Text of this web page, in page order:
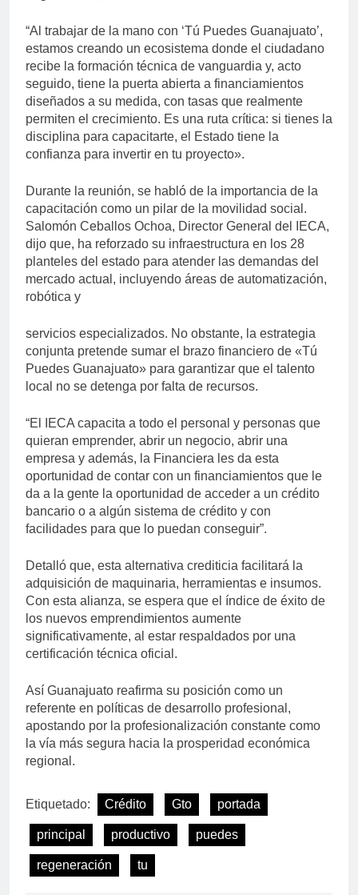
“Al trabajar de la mano con ‘Tú Puedes Guanajuato’,
estamos creando un ecosistema donde el ciudadano
recibe la formación técnica de vanguardia y, acto
seguido, tiene la puerta abierta a financiamientos
diseñados a su medida, con tasas que realmente
permiten el crecimiento. Es una ruta crítica: si tienes la
disciplina para capacitarte, el Estado tiene la
confianza para invertir en tu proyecto».
Durante la reunión, se habló de la importancia de la
capacitación como un pilar de la movilidad social.
Salomón Ceballos Ochoa, Director General del IECA,
dijo que, ha reforzado su infraestructura en los 28
planteles del estado para atender las demandas del
mercado actual, incluyendo áreas de automatización,
robótica y
servicios especializados. No obstante, la estrategia
conjunta pretende sumar el brazo financiero de «Tú
Puedes Guanajuato» para garantizar que el talento
local no se detenga por falta de recursos.
“El IECA capacita a todo el personal y personas que
quieran emprender, abrir un negocio, abrir una
empresa y además, la Financiera les da esta
oportunidad de contar con un financiamientos que le
da a la gente la oportunidad de acceder a un crédito
bancario o a algún sistema de crédito y con
facilidades para que lo puedan conseguir”.
Detalló que, esta alternativa crediticia facilitará la
adquisición de maquinaria, herramientas e insumos.
Con esta alianza, se espera que el índice de éxito de
los nuevos emprendimientos aumente
significativamente, al estar respaldados por una
certificación técnica oficial.
Así Guanajuato reafirma su posición como un
referente en políticas de desarrollo profesional,
apostando por la profesionalización constante como
la vía más segura hacia la prosperidad económica
regional.
Etiquetado: Crédito Gto portada
principal productivo puedes
regeneración tu